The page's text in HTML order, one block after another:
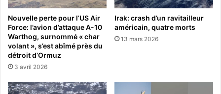
Nouvelle perte pour l’US Air
Force: l’avion d’attaque A-10
Warthog, surnommé « char
volant », s’est abîmé près du
détroit d’Ormuz
3 avril 2026
Irak: crash d’un ravitailleur
américain, quatre morts
13 mars 2026